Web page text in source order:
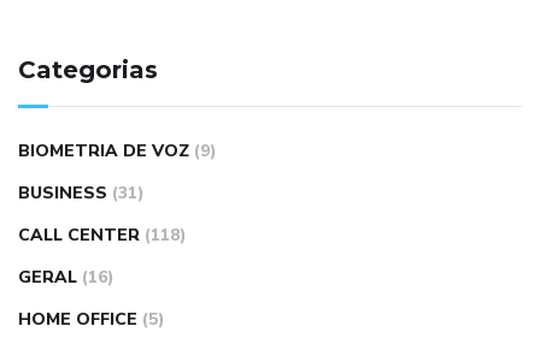
Categorias
BIOMETRIA DE VOZ (9)
BUSINESS (31)
CALL CENTER (118)
GERAL (16)
HOME OFFICE (5)